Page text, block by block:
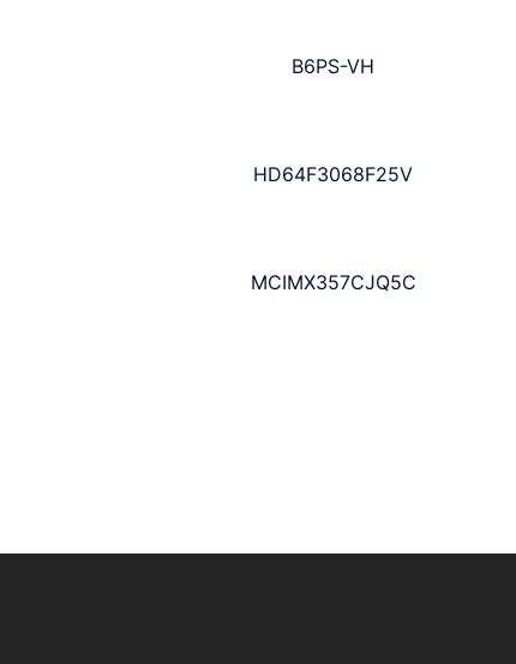
B6PS-VH
HD64F3068F25V
MCIMX357CJQ5C